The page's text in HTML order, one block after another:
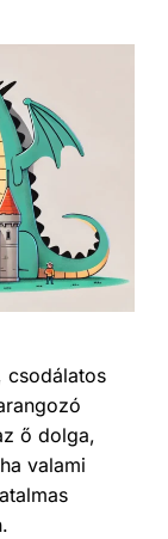
csodálatos
ő dolga,
valami